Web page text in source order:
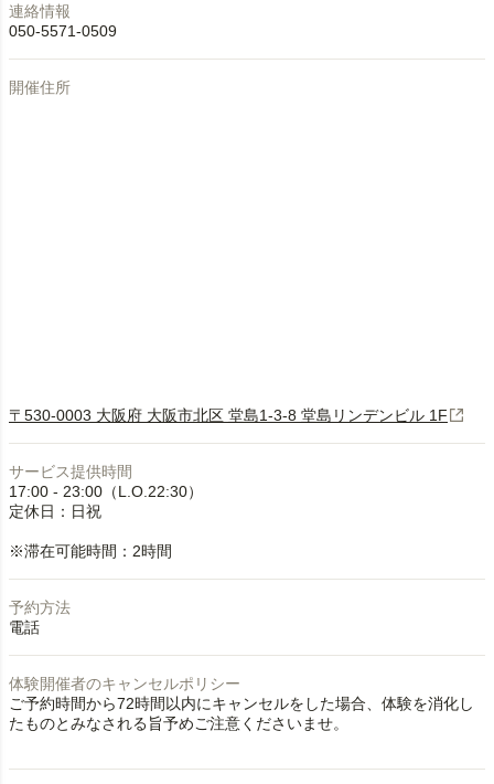
連絡情報
050-5571-0509
開催住所
〒530-0003 大阪府 大阪市北区 堂島1-3-8 堂島リンデンビル 1F
サービス提供時間
17:00 - 23:00（L.O.22:30）
定休日：日祝
※滞在可能時間：2時間
予約方法
電話
体験開催者のキャンセルポリシー
ご予約時間から72時間以内にキャンセルをした場合、体験を消化し
たものとみなされる旨予めご注意くださいませ。